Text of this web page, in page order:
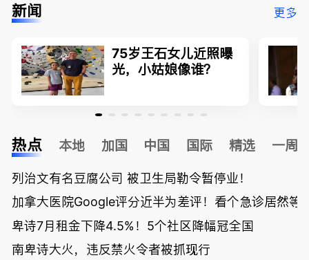
新闻 更多
75岁王石女儿近照曝
光，小姑娘像谁？
热点 本地 加国 中国 国际 精选 一周
列治文有名豆腐公司 被卫生局勒令暂停业！
加拿大医院Google评分近半为差评！看个急诊居然等
卑诗7月租金下降4.5%！5个社区降幅冠全国
南卑诗大火，违反禁火令者被抓现行